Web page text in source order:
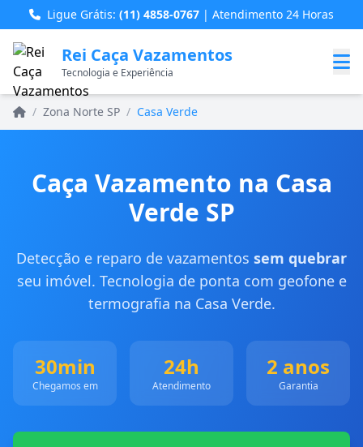
Ligue Grátis: (11) 4858-0767 | Atendimento 24 Horas
Rei Caça Vazamentos
Tecnologia e Experiência
Home
/ Zona Norte SP / Casa Verde
Caça Vazamento na Casa
Verde SP
Detecção e reparo de vazamentos sem quebrar
seu imóvel. Tecnologia de ponta com geofone e
termografia na Casa Verde.
30min
Chegamos em
24h
Atendimento
2 anos
Garantia